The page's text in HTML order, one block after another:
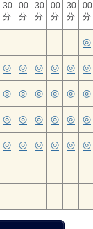
30
分
00
分
30
分
00
分
30
分
00
分